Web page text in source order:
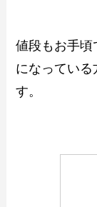
値段もお手頃
になってい
す。